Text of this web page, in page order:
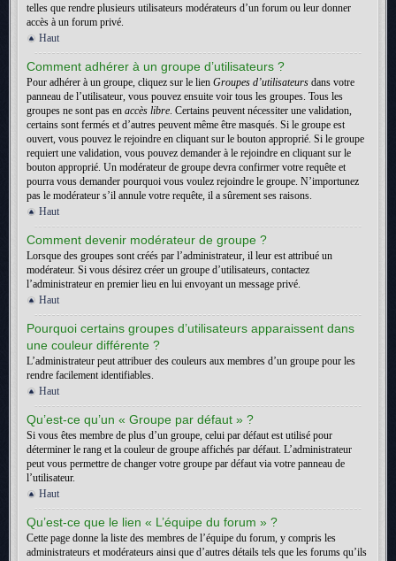
telles que rendre plusieurs utilisateurs modérateurs d’un forum ou leur donner
accès à un forum privé.
Haut
Comment adhérer à un groupe d’utilisateurs ?
Pour adhérer à un groupe, cliquez sur le lien Groupes d’utilisateurs dans votre
panneau de l’utilisateur, vous pouvez ensuite voir tous les groupes. Tous les
groupes ne sont pas en accès libre. Certains peuvent nécessiter une validation,
certains sont fermés et d’autres peuvent même être masqués. Si le groupe est
ouvert, vous pouvez le rejoindre en cliquant sur le bouton approprié. Si le groupe
requiert une validation, vous pouvez demander à le rejoindre en cliquant sur le
bouton approprié. Un modérateur de groupe devra confirmer votre requête et
pourra vous demander pourquoi vous voulez rejoindre le groupe. N’importunez
pas le modérateur s’il annule votre requête, il a sûrement ses raisons.
Haut
Comment devenir modérateur de groupe ?
Lorsque des groupes sont créés par l’administrateur, il leur est attribué un
modérateur. Si vous désirez créer un groupe d’utilisateurs, contactez
l’administrateur en premier lieu en lui envoyant un message privé.
Haut
Pourquoi certains groupes d’utilisateurs apparaissent dans
une couleur différente ?
L’administrateur peut attribuer des couleurs aux membres d’un groupe pour les
rendre facilement identifiables.
Haut
Qu’est-ce qu’un « Groupe par défaut » ?
Si vous êtes membre de plus d’un groupe, celui par défaut est utilisé pour
déterminer le rang et la couleur de groupe affichés par défaut. L’administrateur
peut vous permettre de changer votre groupe par défaut via votre panneau de
l’utilisateur.
Haut
Qu’est-ce que le lien « L’équipe du forum » ?
Cette page donne la liste des membres de l’équipe du forum, y compris les
administrateurs et modérateurs ainsi que d’autres détails tels que les forums qu’ils